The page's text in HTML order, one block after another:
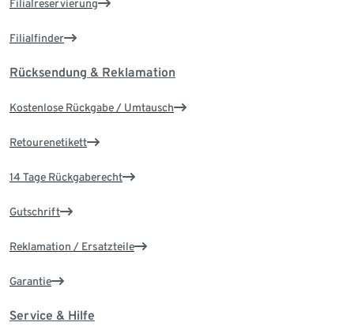
Filialreservierung
Filialfinder
Rücksendung & Reklamation
Kostenlose Rückgabe / Umtausch
Retourenetikett
14 Tage Rückgaberecht
Gutschrift
Reklamation / Ersatzteile
Garantie
Service & Hilfe